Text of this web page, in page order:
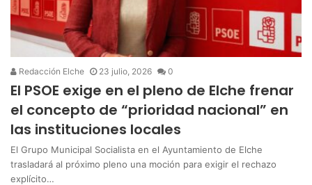
Redacción Elche 23 julio, 2026 0
El PSOE exige en el pleno de Elche frenar
el concepto de “prioridad nacional” en
las instituciones locales
El Grupo Municipal Socialista en el Ayuntamiento de Elche
trasladará al próximo pleno una moción para exigir el rechazo
explícito…